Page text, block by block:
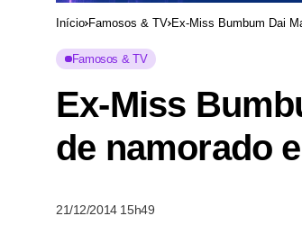
Início Famosos & TV Ex-Miss Bumbum Dai
Famosos & TV
Ex-Miss
de namorado
21/12/2014 15h49